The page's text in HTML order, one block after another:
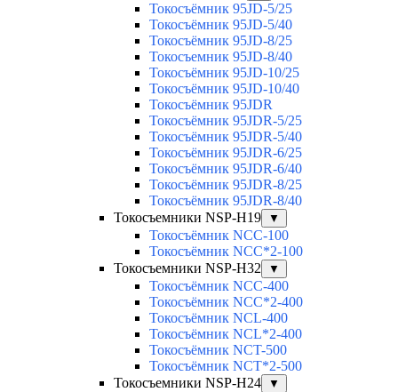
Токосъёмник 95JD-5/25
Токосъёмник 95JD-5/40
Токосъёмник 95JD-8/25
Токосъемник 95JD-8/40
Токосъёмник 95JD-10/25
Токосъёмник 95JD-10/40
Токосъёмник 95JDR
Токосъёмник 95JDR-5/25
Токосъёмник 95JDR-5/40
Токосъёмник 95JDR-6/25
Токосъёмник 95JDR-6/40
Токосъёмник 95JDR-8/25
Токосъёмник 95JDR-8/40
Токосъемники NSP-H19
▼
Токосъёмник NCC-100
Токосъёмник NCC*2-100
Токосъемники NSP-H32
▼
Токосъёмник NCC-400
Токосъёмник NCC*2-400
Токосъёмник NCL-400
Токосъёмник NCL*2-400
Токосъёмник NCT-500
Токосъёмник NCT*2-500
Токосъемники NSP-H24
▼